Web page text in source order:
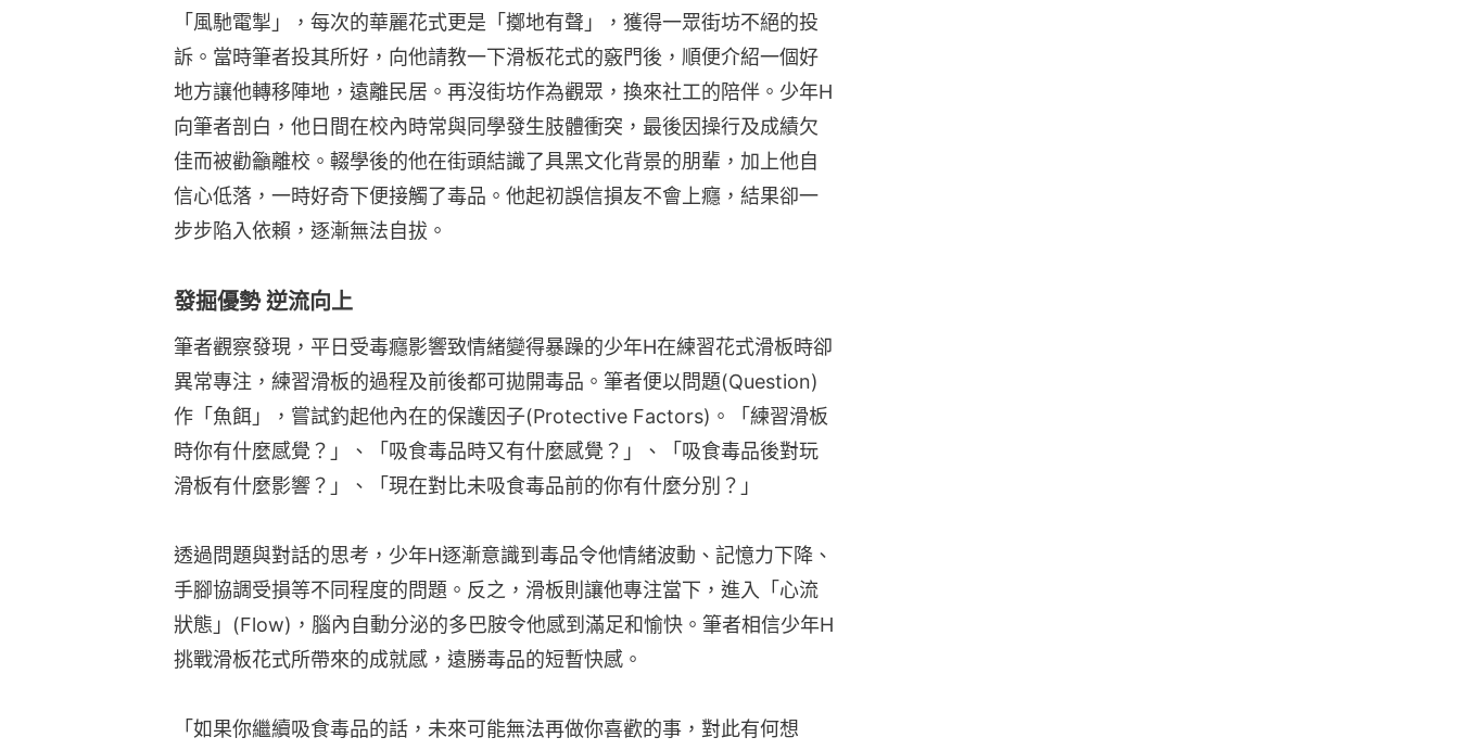
「風馳電掣」，每次的華麗花式更是「擲地有聲」，獲得一眾街坊不絕的投
訴。當時筆者投其所好，向他請教一下滑板花式的竅門後，順便介紹一個好
地方讓他轉移陣地，遠離民居。再沒街坊作為觀眾，換來社工的陪伴。少年H
向筆者剖白，他日間在校內時常與同學發生肢體衝突，最後因操行及成績欠
佳而被勸籲離校。輟學後的他在街頭結識了具黑文化背景的朋輩，加上他自
信心低落，一時好奇下便接觸了毒品。他起初誤信損友不會上癮，結果卻一
步步陷入依賴，逐漸無法自拔。
發掘優勢 逆流向上
筆者觀察發現，平日受毒癮影響致情緒變得暴躁的少年H在練習花式滑板時卻
異常專注，練習滑板的過程及前後都可拋開毒品。筆者便以問題(Question)
作「魚餌」，嘗試釣起他內在的保護因子(Protective Factors)。「練習滑板
時你有什麼感覺？」、「吸食毒品時又有什麼感覺？」、「吸食毒品後對玩
滑板有什麼影響？」、「現在對比未吸食毒品前的你有什麼分別？」
透過問題與對話的思考，少年H逐漸意識到毒品令他情緒波動、記憶力下降、
手腳協調受損等不同程度的問題。反之，滑板則讓他專注當下，進入「心流
狀態」(Flow)，腦內自動分泌的多巴胺令他感到滿足和愉快。筆者相信少年H
挑戰滑板花式所帶來的成就感，遠勝毒品的短暫快感。
「如果你繼續吸食毒品的話，未來可能無法再做你喜歡的事，對此有何想